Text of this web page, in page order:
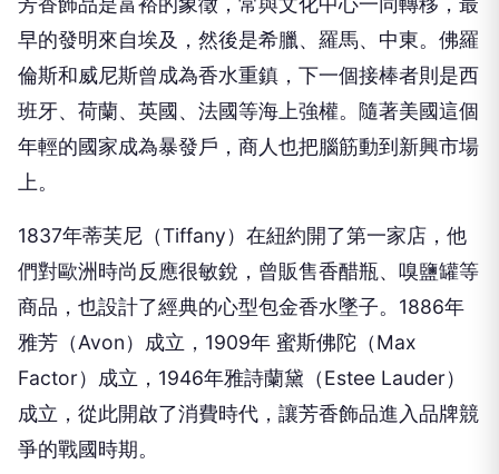
早的發明來自埃及，然後是希臘、羅馬、中東。佛羅
倫斯和威尼斯曾成為香水重鎮，下一個接棒者則是西
班牙、荷蘭、英國、法國等海上強權。隨著美國這個
年輕的國家成為暴發戶，商人也把腦筋動到新興市場
上。
1837年蒂芙尼（Tiffany）在紐約開了第一家店，他
們對歐洲時尚反應很敏銳，曾販售香醋瓶、嗅鹽罐等
商品，也設計了經典的心型包金香水墜子。 1886年
雅芳（Avon）成立， 1909年 蜜斯佛陀（Max
Factor）成立， 1946年雅詩蘭黛（Estee Lauder）
成立，從此開啟了消費時代，讓芳香飾品進入品牌競
爭的戰國時期。